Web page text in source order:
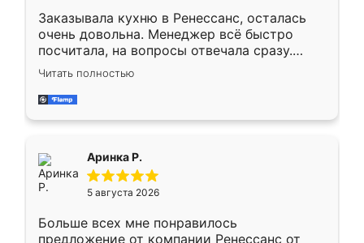
Заказывала кухню в Ренессанс, осталась
очень довольна. Менеджер всё быстро
посчитала, на вопросы отвечала сразу.
Замерщик приехал в субботу, подошёл к
делу со всей ответственностью. Собрали
за день, ребята работали аккуратно, даже
Читать полностью
Аринка Р.
5 августа 2026
Больше всех мне понравилось
предложение от компании Ренессанс от